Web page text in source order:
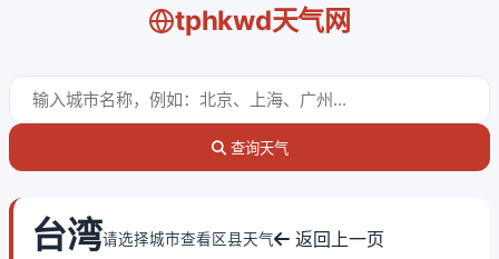
tphkwd天气网
查询天气
台湾请选择城市查看区县天气 返回上一页